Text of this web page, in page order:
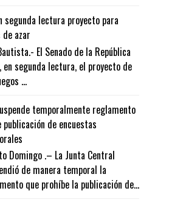
segunda lectura proyecto para
azar
El Senado de la República
en segunda lectura, el proyecto de
...
temporalmente reglamento
publicación de encuestas
Domingo .– La Junta Central
de manera temporal la
que prohíbe la publicación de...